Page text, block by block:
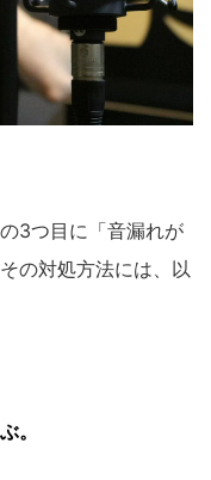
3つ目に「音漏れが
の対処方法には、以
。